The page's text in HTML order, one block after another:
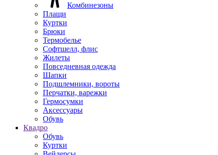
Комбинезоны
Плащи
Куртки
Брюки
Термобелье
Софтшелл, флис
Жилеты
Повседневная одежда
Шапки
Подшлемники, вороты
Перчатки, варежки
Гермосумки
Аксессуары
Обувь
Квадро
Обувь
Куртки